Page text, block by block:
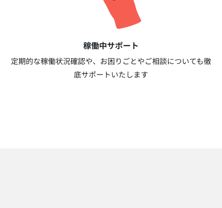
稼働中サポート​
定期的な稼働状況確認や、お困りごとやご相談についても徹
底サポートいたします​​